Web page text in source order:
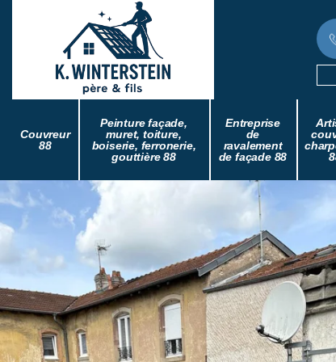
Couvreur
88
Peinture façade,
muret, toiture,
boiserie, ferronerie,
gouttière 88
Entreprise
de
ravalement
de façade 88